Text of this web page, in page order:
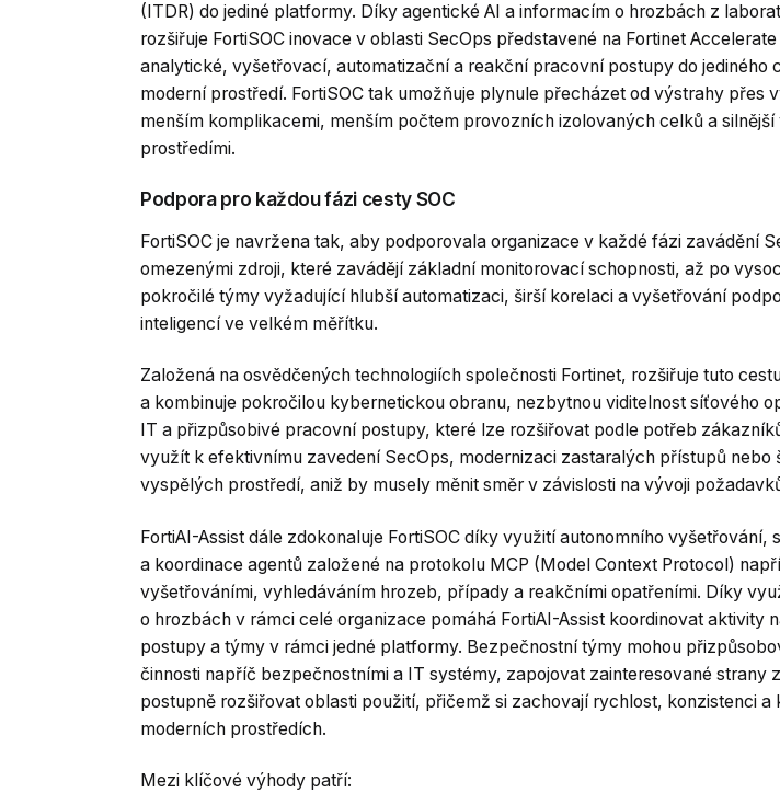
(ITDR) do jediné platformy. Díky agentické AI a informacím o hrozbách z
rozšiřuje FortiSOC inovace v oblasti SecOps představené na Fortinet
analytické, vyšetřovací, automatizační a reakční pracovní postupy do jediného
moderní prostředí. FortiSOC tak umožňuje plynule přecházet od výstrahy přes
menším komplikacemi, menším počtem provozních izolovaných celků a
prostředími.
Podpora pro každou fázi cesty SOC
FortiSOC je navržena tak, aby podporovala organizace v každé fázi zavádění
omezenými zdroji, které zavádějí základní monitorovací schopnosti, až po
pokročilé týmy vyžadující hlubší automatizaci, širší korelaci a vyšetřování
inteligencí ve velkém měřítku.
Založená na osvědčených technologiích společnosti Fortinet, rozšiřuje tuto
a kombinuje pokročilou kybernetickou obranu, nezbytnou viditelnost síťového
IT a přizpůsobivé pracovní postupy, které lze rozšiřovat podle potřeb
využít k efektivnímu zavedení SecOps, modernizaci zastaralých přístupů nebo
vyspělých prostředí, aniž by musely měnit směr v závislosti na vývoji
FortiAI-Assist dále zdokonaluje FortiSOC díky využití autonomního vyšetřování,
a koordinace agentů založené na protokolu MCP (Model Context Protocol)
vyšetřováními, vyhledáváním hrozeb, případy a reakčními opatřeními. Díky
o hrozbách v rámci celé organizace pomáhá FortiAI-Assist koordinovat aktivity
postupy a týmy v rámci jedné platformy. Bezpečnostní týmy mohou
činnosti napříč bezpečnostními a IT systémy, zapojovat zainteresované strany
postupně rozšiřovat oblasti použití, přičemž si zachovají rychlost, konzistenci a
moderních prostředích.
Mezi klíčové výhody patří: